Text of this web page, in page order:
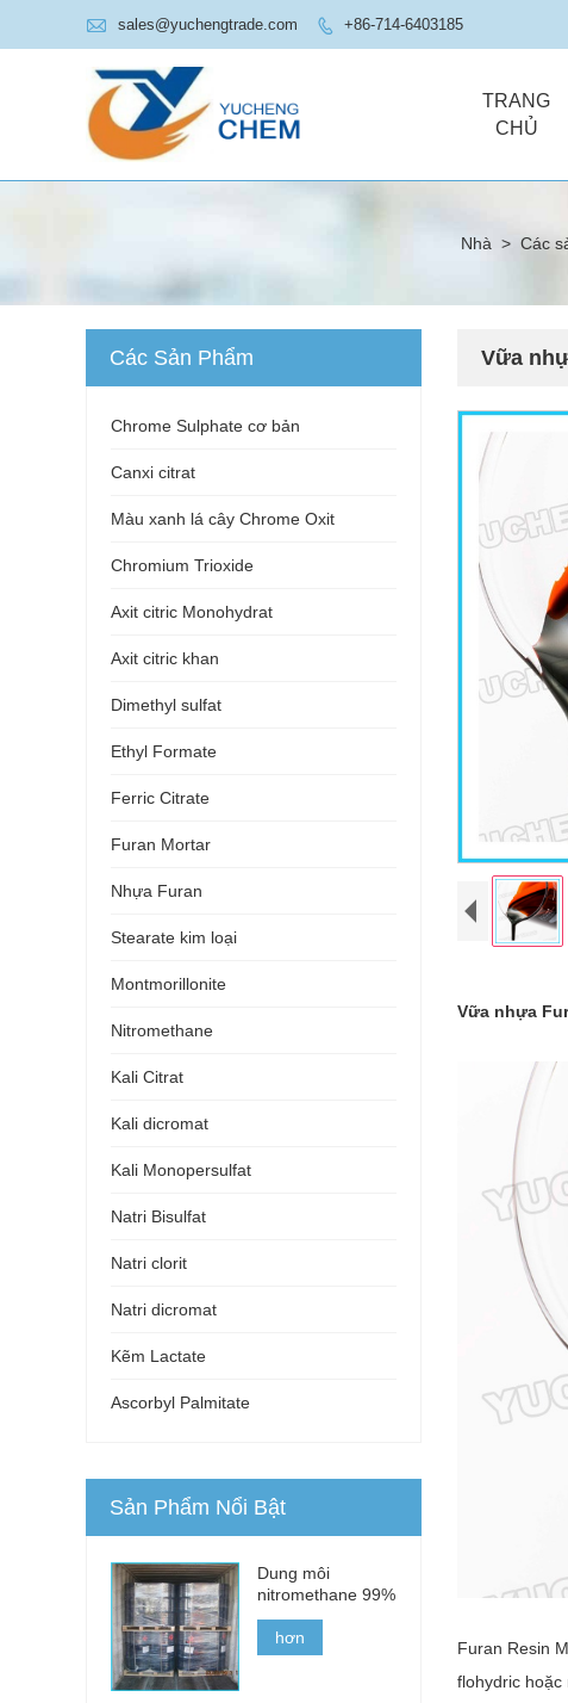
 sales@yuchengtrade.com  +86-714-6403185
TRANG
CHỦ
Nhà > Các
Vữa
Vữa nhựa
Furan Resin
flohydric hoặc
Các Sản Phẩm
Chrome Sulphate cơ bản
Canxi citrat
Màu xanh lá cây Chrome Oxit
Chromium Trioxide
Axit citric Monohydrat
Axit citric khan
Dimethyl sulfat
Ethyl Formate
Ferric Citrate
Furan Mortar
Nhựa Furan
Stearate kim loại
Montmorillonite
Nitromethane
Kali Citrat
Kali dicromat
Kali Monopersulfat
Natri Bisulfat
Natri clorit
Natri dicromat
Kẽm Lactate
Ascorbyl Palmitate
Sản Phẩm Nổi Bật
Dung môi
nitromethane 99%
hơn